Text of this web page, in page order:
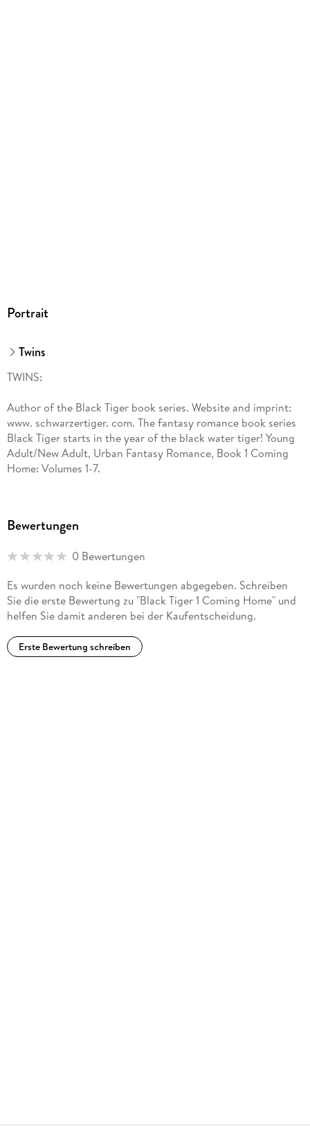
Portrait
Twins
TWINS:
Author of the Black Tiger book series. Website and imprint:
www. schwarzertiger. com. The fantasy romance book series
Black Tiger starts in the year of the black water tiger! Young
Adult/New Adult, Urban Fantasy Romance, Book 1 Coming
Home: Volumes 1-7.
Bewertungen
0 Bewertungen
Es wurden noch keine Bewertungen abgegeben. Schreiben
Sie die erste Bewertung zu "Black Tiger 1 Coming Home" und
helfen Sie damit anderen bei der Kaufentscheidung.
Erste Bewertung schreiben